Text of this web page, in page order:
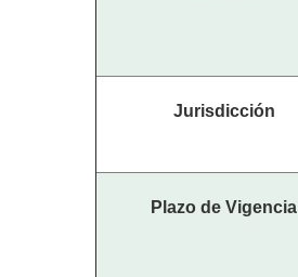
Jurisdicción
Plazo de Vigencia